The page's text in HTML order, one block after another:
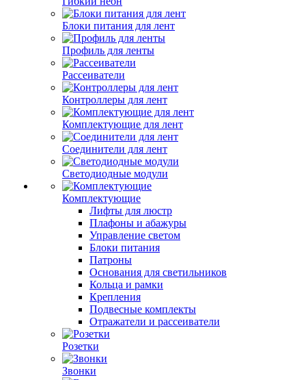
Блоки питания для лент
Профиль для ленты
Рассеиватели
Контроллеры для лент
Комплектующие для лент
Соединители для лент
Светодиодные модули
Комплектующие
Лифты для люстр
Плафоны и абажуры
Управление светом
Блоки питания
Патроны
Основания для светильников
Кольца и рамки
Крепления
Подвесные комплекты
Отражатели и рассеиватели
Розетки
Звонки